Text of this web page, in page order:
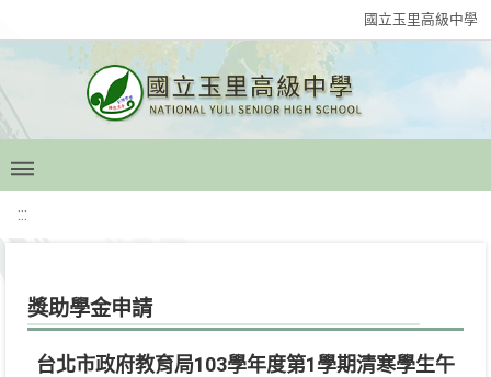
國立玉里高級中學
:::
獎助學金申請
台北市政府教育局103學年度第1學期清寒學生午